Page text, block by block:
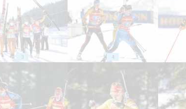
3 4